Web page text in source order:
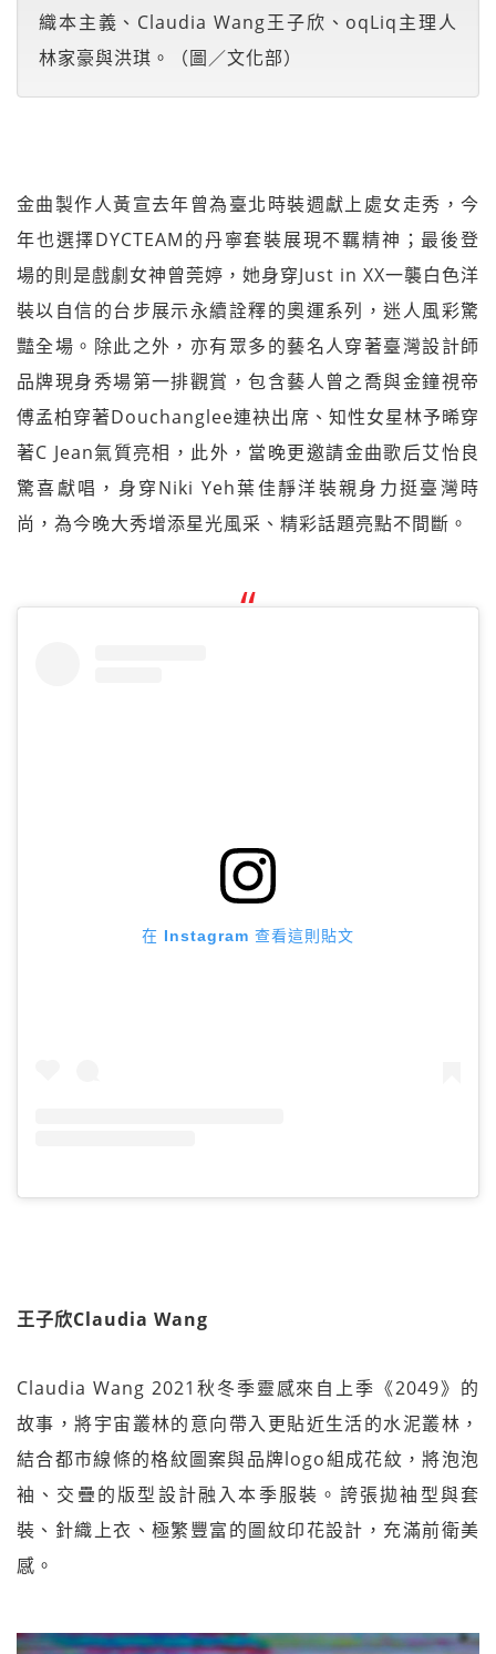
織本主義、Claudia Wang王子欣、oqLiq主理人
林家豪與洪琪。（圖／文化部）
金曲製作人黃宣去年曾為臺北時裝週獻上處女走秀，今
年也選擇DYCTEAM的丹寧套裝展現不羈精神；最後登
場的則是戲劇女神曾莞婷，她身穿Just in XX一襲白色洋
裝以自信的台步展示永續詮釋的奧運系列，迷人風彩驚
豔全場。除此之外，亦有眾多的藝名人穿著臺灣設計師
品牌現身秀場第一排觀賞，包含藝人曾之喬與金鐘視帝
傅孟柏穿著Douchanglee連袂出席、知性女星林予晞穿
著C Jean氣質亮相，此外，當晚更邀請金曲歌后艾怡良
驚喜獻唱，身穿Niki Yeh葉佳靜洋裝親身力挺臺灣時
尚，為今晚大秀增添星光風采、精彩話題亮點不間斷。
在 Instagram 查看這則貼文
王子欣Claudia Wang
Claudia Wang 2021秋冬季靈感來自上季《2049》的
故事，將宇宙叢林的意向帶入更貼近生活的水泥叢林，
結合都市線條的格紋圖案與品牌logo組成花紋，將泡泡
袖、交疊的版型設計融入本季服裝。誇張拋袖型與套
裝、針織上衣、極繁豐富的圖紋印花設計，充滿前衛美
感。